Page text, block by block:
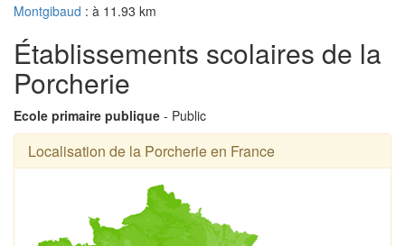
Montgibaud : à 11.93 km
Établissements scolaires de la
Porcherie
Ecole primaire publique - Public
Localisation de la Porcherie en France